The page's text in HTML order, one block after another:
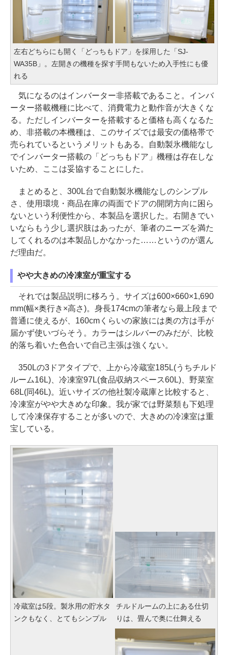
左右どちらにも開く「どっちもドア」を採用した「SJ-
WA35B」。左開きの機種を探す手間もないため入手性にも優
れる
気になるのはインバーター非搭載であること。インバ
ーター搭載機種に比べて、消費電力と動作音が大きくな
る。ただしインバーターを搭載すると価格も高くなるた
め、非搭載の本機種は、このサイズでは最安の価格帯で
売られているというメリットもある。自動製氷機能なし
でインバーター搭載の「どっちもドア」機種は存在しな
いため、ここは妥協することにした。
まとめると、300L台で自動製氷機能なしのシンプル
さ、使用環境・商品在庫の両面でドアの開閉方向に困ら
ないという利便性から、本製品を選択した。右開きでい
いならもう少し選択肢はあったが、筆者のニーズを満た
してくれるのは本製品しかなかった……というのが選ん
だ理由だ。
やや大きめの冷凍室が重宝する
それでは製品説明に移ろう。サイズは600×660×1,690
mm(幅×奥行き×高さ)。身長174cmの筆者なら最上段まで
普通に使えるが、160cmくらいの家族には奥の方は手が
届かず使いづらそう。カラーはシルバーのみだが、比較
的落ち着いた色合いで自己主張は強くない。
350Lの3ドアタイプで、上から冷蔵室185L(うちチルド
ルーム16L)、冷凍室97L(食品収納スペース60L)、野菜室
68L(同46L)。近いサイズの他社製冷蔵庫と比較すると、
冷凍室がやや大きめな印象。我が家では野菜類も下処理
して冷凍保存することが多いので、大きめの冷凍室は重
宝している。
冷蔵室は5段。製氷用の貯水タ
ンクもなく、とてもシンプル
チルドルームの上にある仕切
りは、畳んで奥に仕舞える